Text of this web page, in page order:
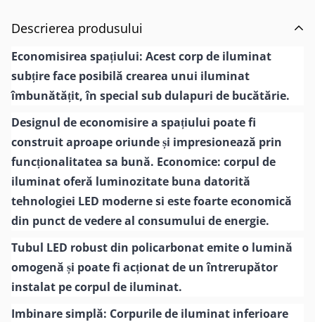
Descrierea produsului
Economisirea spațiului: Acest corp de iluminat
subțire face posibilă crearea unui iluminat
îmbunătățit, în special sub dulapuri de bucătărie.
Designul de economisire a spațiului poate fi
construit aproape oriunde și impresionează prin
funcționalitatea sa bună. Economice: corpul de
iluminat oferă luminozitate buna datorită
tehnologiei LED moderne si este foarte economică
din punct de vedere al consumului de energie.
Tubul LED robust din policarbonat emite o lumină
omogenă și poate fi acționat de un întrerupător
instalat pe corpul de iluminat.
Imbinare simplă: Corpurile de iluminat inferioare